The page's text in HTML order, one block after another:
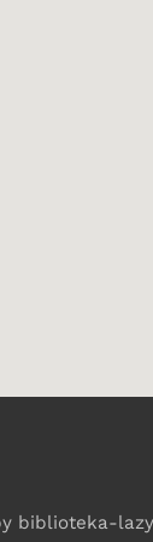
biblioteka-